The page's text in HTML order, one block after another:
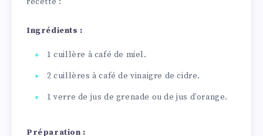
Ingrédients :
1 cuillère à café de miel.
2 cuillères à café de vinaigre de cidre.
1 verre de jus de grenade ou de jus d’orange.
Préparation :